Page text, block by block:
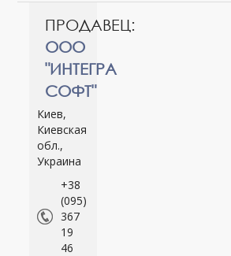
ПРОДАВЕЦ:
ООО
"ИНТЕГРА
СОФТ"
Киев,
Киевская
обл.,
Украина
+38
(095)
367
19
46